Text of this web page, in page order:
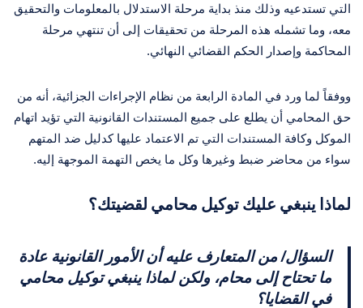
التي تستدعيه وذلك منذ بداية مرحلة الاستدلال بالمعلومات والتحقيق
معه، وما تشمله هذه المرحلة من تحقيقات إلى أن تنتهي مرحلة
المحاكمة وإصدار الحكم القضائي النهائي.
ووفقاً لما ورد في المادة الرابعة من نظام الإجراءات الجزائية، أنه من
حق المحامي أن يطلع على جميع المستندات القانونية التي تؤيد اتهام
الموكل وكافة المستندات التي تم الاعتماد عليها كدليل ضد المتهم
سواء من محاضر ضبط وغيرها وكل ما يخص التهمة الموجهة إليه.
لماذا ينبغي عليك توكيل محامي لقضيتك؟
السؤال/ من المتعارف عليه أن الأمور القانونية عادة
ما تحتاح إلى محام، ولكن لماذا ينبغي توكيل محامي
في القضايا؟